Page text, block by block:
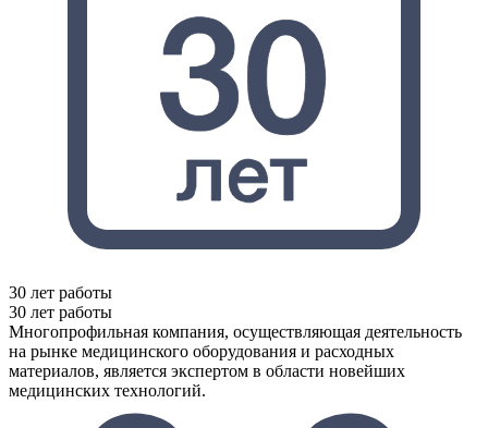
30 лет работы
30 лет работы
Многопрофильная компания, осуществляющая деятельность
на рынке медицинского оборудования и расходных
материалов, является экспертом в области новейших
медицинских технологий.